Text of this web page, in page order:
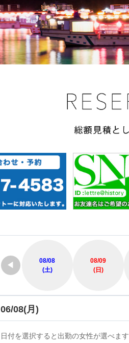
◀
08/08
(土)
08/09
(日)
06/08(月)
日付を選択すると出勤の女性が選べます